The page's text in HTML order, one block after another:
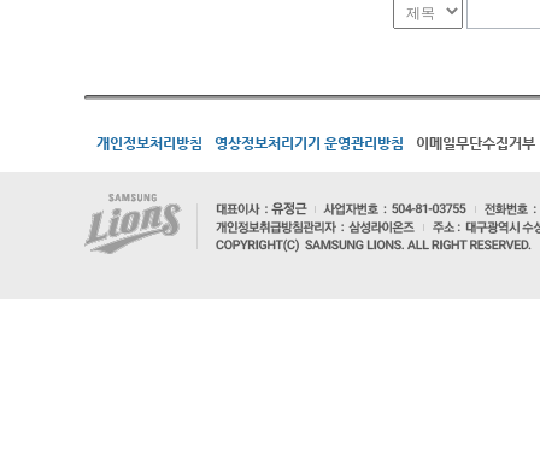
개인정보처리방침 영상정보처리기기 운영관리방침 이메일무단수집거부